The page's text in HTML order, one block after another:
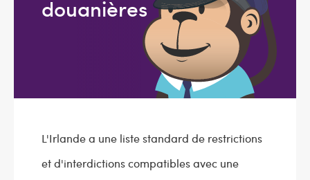
douanières
L'Irlande a une liste standard de restrictions
et d'interdictions compatibles avec une